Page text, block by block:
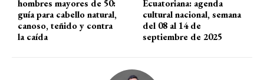
hombres mayores de 50:
guía para cabello natural,
canoso, teñido y contra
la caída
Ecuatoriana: agenda
cultural nacional, semana
del 08 al 14 de
septiembre de 2025